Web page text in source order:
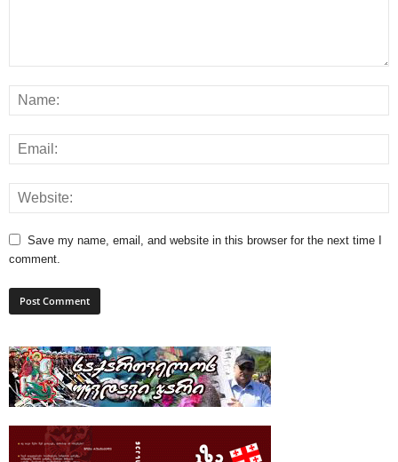
Save my name, email, and website in this browser for the next time I
comment.